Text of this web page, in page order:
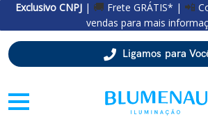
Exclusivo CNPJ | 🚚 Frete GRÁTIS* | 📲
vendas para mais
Ligamos para